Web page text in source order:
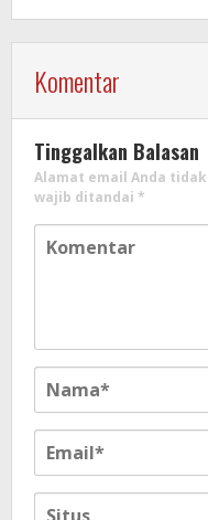
Komentar
Tinggalkan Balasan
Alamat email Anda
wajib ditandai *